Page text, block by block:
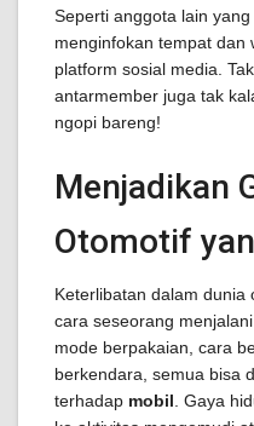
Seperti anggota lain
menginfokan tempat dan
platform sosial media.
antarmember juga tak
ngopi bareng!
Menjadikan
Otomotif
Keterlibatan dalam dunia
cara seseorang
mode berpakaian, cara
berkendara, semua bisa
terhadap mobil . Gaya